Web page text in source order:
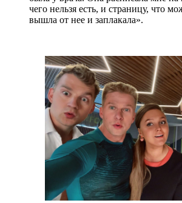
чего нельзя есть, и страницу, что
вышла от нее и заплакала».